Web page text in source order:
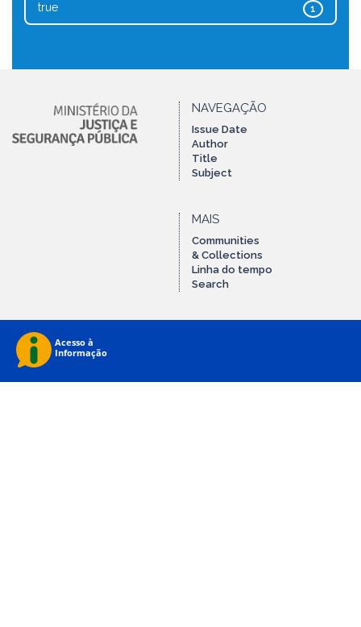
1
true
NAVEGAÇÃO
Issue Date
Author
Title
Subject
MAIS
Communities
& Collections
Linha do tempo
Search